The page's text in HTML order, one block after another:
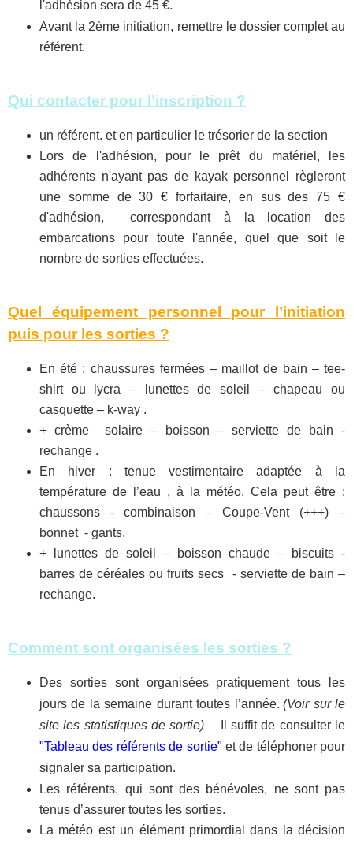
l'adhésion sera de 45 €.
Avant la 2ème initiation, remettre le dossier complet au
référent.
Qui contacter pour l’inscription ?
un référent. et en particulier le trésorier de la section
Lors de l'adhésion, pour le prêt du matériel, les
adhérents n'ayant pas de kayak personnel règleront
une somme de 30 € forfaitaire, en sus des 75 €
d'adhésion, correspondant à la location des
embarcations pour toute l'année, quel que soit le
nombre de sorties effectuées.
Quel équipement personnel pour l’initiation
puis pour les sorties ?
En été : chaussures fermées – maillot de bain – tee-
shirt ou lycra – lunettes de soleil – chapeau ou
casquette – k-way .
+ crème solaire – boisson – serviette de bain -
rechange .
En hiver : tenue vestimentaire adaptée à la
température de l’eau , à la météo. Cela peut être :
chaussons - combinaison – Coupe-Vent (+++) –
bonnet - gants.
+ lunettes de soleil – boisson chaude – biscuits -
barres de céréales ou fruits secs - serviette de bain –
rechange.
Comment sont organisées les sorties ?
Des sorties sont organisées pratiquement tous les
jours de la semaine durant toutes l’année. (Voir sur le
site les statistiques de sortie)
Il suffit de consulter le
"Tableau des référents de sortie" et de téléphoner pour
signaler sa participation.
Les référents, qui sont des bénévoles, ne sont pas
tenus d’assurer toutes les sorties.
La météo est un élément primordial dans la décision